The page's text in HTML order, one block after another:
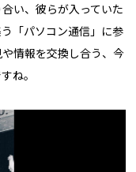
い、彼らが入っていた
「パソコン通信」に参
情報を交換し合う、今
ね。